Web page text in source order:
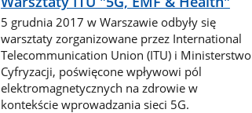
5 grudnia 2017 w Warszawie odbyły się
warsztaty zorganizowane przez International
Telecommunication Union (ITU) i Ministerstwo
Cyfryzacji, poświęcone wpływowi pól
elektromagnetycznych na zdrowie w
kontekście wprowadzania sieci 5G.